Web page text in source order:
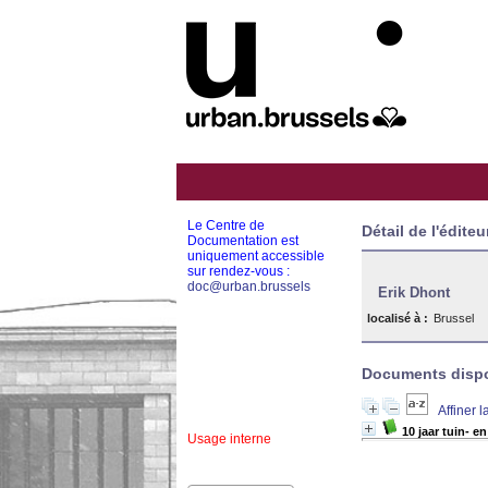
Détail de
Erik Dhont
localisé à : Brussel
Documents
Affiner
10 jaar tuin-
Le Centre de
Documentation est
uniquement accessible
sur rendez-vous :
doc@urban.brussels
Usage interne